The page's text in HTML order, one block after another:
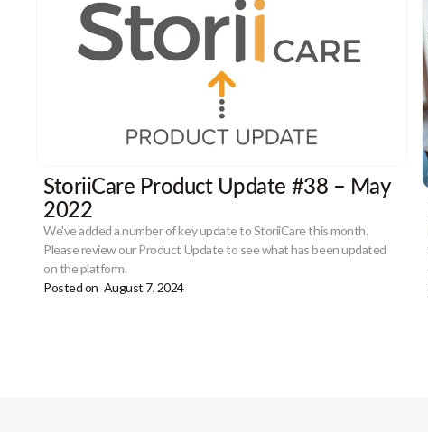
StoriiCare Product Update #38 – May
2022
We've added a number of key update to StoriiCare this month.
Please review our Product Update to see what has been updated
on the platform.
Posted on August 7, 2024